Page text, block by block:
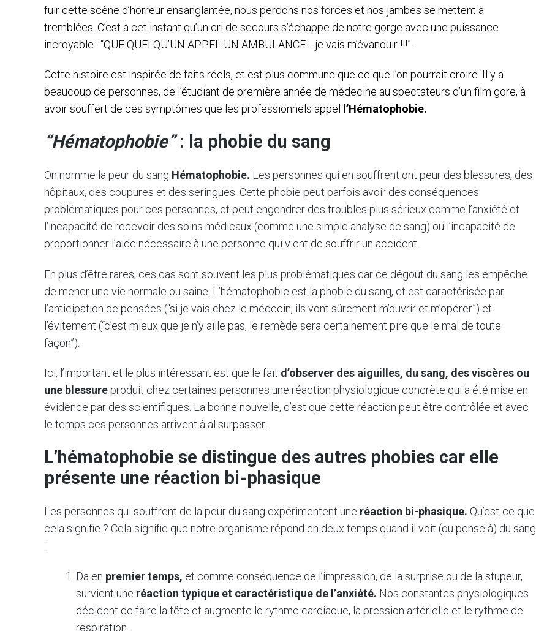
fuir cette scène d’horreur ensanglantée, nous perdons nos forces et nos jambes se mettent à
tremblées. C’est à cet instant qu’un cri de secours s’échappe de notre gorge avec une puissance
incroyable : “QUE QUELQU’UN APPEL UN AMBULANCE… je vais m’évanouir !!!”.
Cette histoire est inspirée de faits réels, et est plus commune que ce que l’on pourrait croire. Il y a
beaucoup de personnes, de l’étudiant de première année de médecine au spectateurs d’un film gore, à
avoir souffert de ces symptômes que les professionnels appel
l’Hématophobie.
“Hématophobie”: la phobie du sang
On nomme la peur du sang Hématophobie. Les personnes qui en souffrent ont peur des blessures, des
hôpitaux, des coupures et des seringues. Cette phobie peut parfois avoir des conséquences
problématiques pour ces personnes, et peut engendrer des troubles plus sérieux comme l’anxiété et
l’incapacité de recevoir des soins médicaux (comme une simple analyse de sang) ou l’incapacité de
proportionner l’aide nécessaire à une personne qui vient de souffrir un accident.
En plus d’être rares, ces cas sont souvent les plus problématiques car ce dégoût du sang les empêche
de mener une vie normale ou saine. L’hématophobie est la phobie du sang, et est caractérisée par
l’anticipation de pensées (“si je vais chez le médecin, ils vont sûrement m’ouvrir et m’opérer”) et
l’évitement (“c’est mieux que je n’y aille pas, le remède sera certainement pire que le mal de toute
façon”).
Ici, l’important et le plus intéressant est que le fait d’observer des aiguilles, du sang, des viscères ou
une blessureproduit chez certaines personnes une réaction physiologique concrète qui a été mise en
évidence par des scientifiques. La bonne nouvelle, c’est que cette réaction peut être contrôlée et avec
le temps ces personnes arrivent à al surpasser.
L’hématophobie se distingue des autres phobies car elle
présente une réaction bi-phasique
Les personnes qui souffrent de la peur du sang expérimentent une réaction bi-phasique. Qu’est-ce que
cela signifie ? Cela signifie que notre organisme répond en deux temps quand il voit (ou pense à) du sang
:
Da en premier temps, et comme conséquence de l’impression, de la surprise ou de la stupeur,
survient une réaction typique et caractéristique de l’anxiété. Nos constantes physiologiques
décident de faire la fête et augmente le rythme cardiaque, la pression artérielle et le rythme de
respiration.